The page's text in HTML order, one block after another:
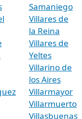
Samaniego
Villares de
la Reina
Villares de
Yeltes
Villarino de
los Aires
Villarmayor
Villarmuerto
Villasbuenas